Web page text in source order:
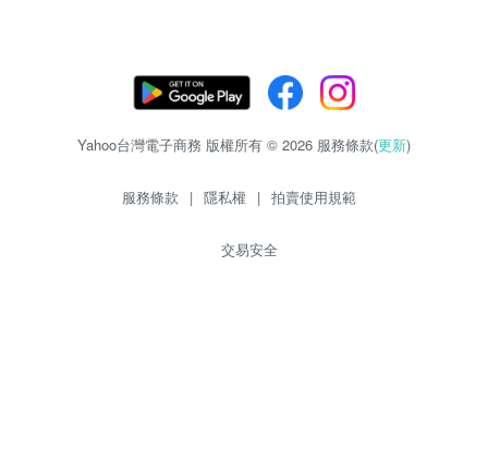
Yahoo台灣電子商務 版權所有 © 2026 服務條款(更新)
服務條款 | 隱私權 | 拍賣使用規範
交易安全